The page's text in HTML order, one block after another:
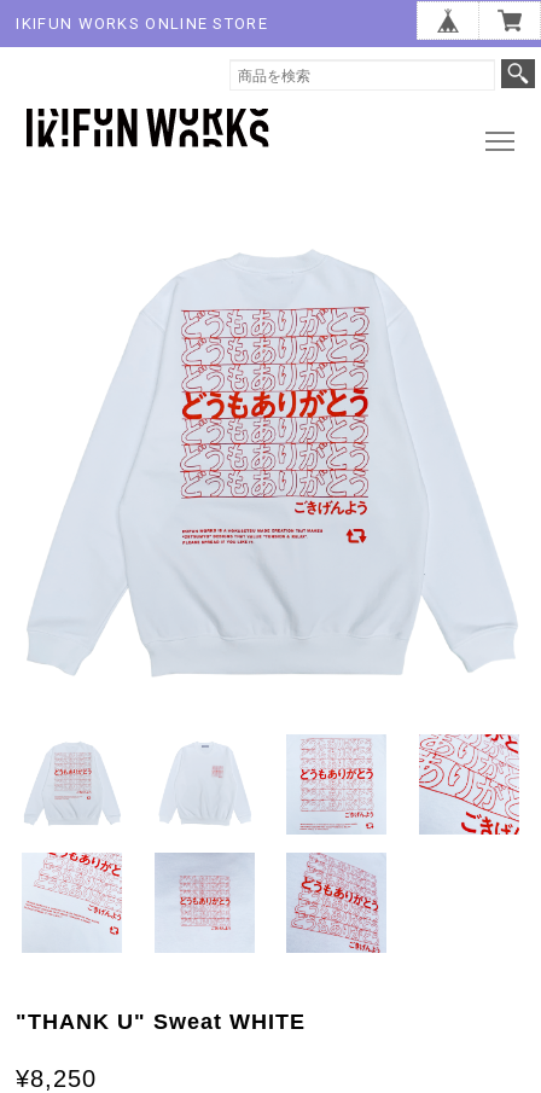
IKIFUN WORKS ONLINE STORE
"THANK U" Sweat WHITE
¥8,250